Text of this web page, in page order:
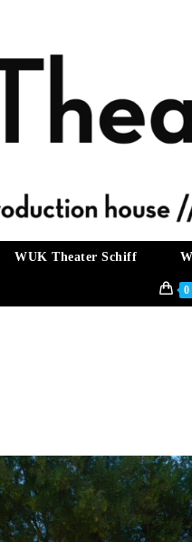
WUK Theater Schiff
0